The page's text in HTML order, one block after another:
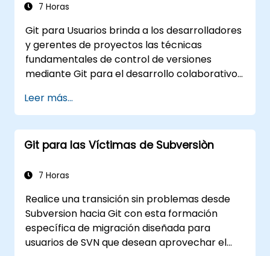
7 Horas
Git para Usuarios brinda a los desarrolladores
y gerentes de proyectos las técnicas
fundamentales de control de versiones
mediante Git para el desarrollo colaborativo.
datos de Git, tipos de objetos, estrategias de
ramificación y flujos de trabajo de fusión.
Examina métodos comprobados para
gestionar el historial de confirmaciones,
desalojo (stash), etiquetas y patrones de
alojados. Ayuda a los equipos de software a
administrar los históricos de versiones,
resolver conflictos de fusión y mantener un
código rastreable en proyectos
Leer más...
Git para las Víctimas de Subversiòn
7 Horas
Realice una transición sin problemas desde
Subversion hacia Git con esta formación
específica de migración diseñada para
usuarios de SVN que desean aprovechar el